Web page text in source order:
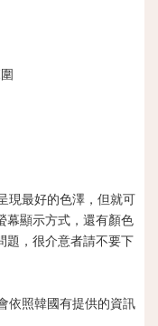
現最好的色澤，但就可
幕顯示方式，還有顏色
題，很介意者請不要下
依照韓國有提供的資訊